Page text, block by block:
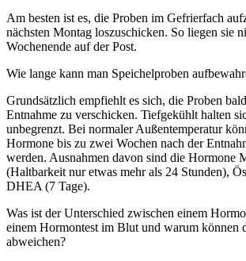
Am besten ist es, die Proben im Gefrierfach
nächsten Montag loszuschicken. So liegen sie
Wochenende auf der Post.
Wie lange kann man Speichelproben
Grundsätzlich empfiehlt es sich, die Proben
Entnahme zu verschicken. Tiefgekühlt halten
unbegrenzt. Bei normaler Außentemperatur
Hormone bis zu zwei Wochen nach der
werden. Ausnahmen davon sind die Hormone
(Haltbarkeit nur etwas mehr als 24 Stunden),
DHEA (7 Tage).
Was ist der Unterschied zwischen einem
einem Hormontest im Blut und warum können
abweichen?